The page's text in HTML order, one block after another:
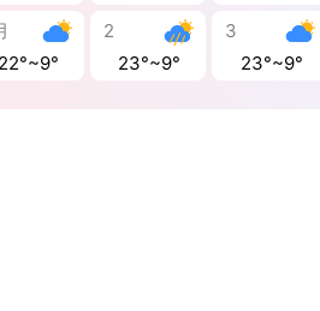
22°~9°
2
23°~9°
3
23°~9°